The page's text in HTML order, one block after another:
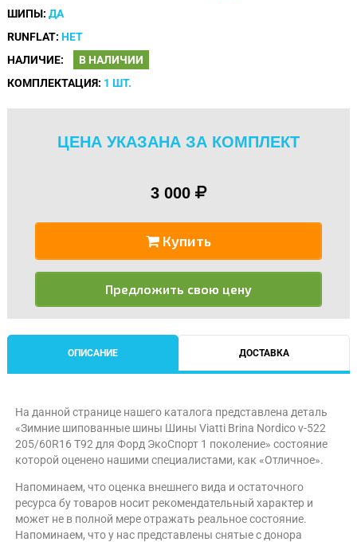
ШИПЫ: ДА
RUNFLAT: НЕТ
НАЛИЧИЕ:
В НАЛИЧИИ
КОМПЛЕКТАЦИЯ: 1 ШТ.
ЦЕНА УКАЗАНА ЗА КОМПЛЕКТ
3 000
Купить
Предложить свою цену
ОПИСАНИЕ ДОСТАВКА
На данной странице нашего каталога представлена деталь
«Зимние шипованные шины Шины Viatti Brina Nordico v-522
205/60R16 T92 для Форд ЭкоСпорт 1 поколение» состояние
которой оценено нашими специалистами, как «Отличное».
Напоминаем, что оценка внешнего вида и остаточного
ресурса бу товаров носит рекомендательный характер и
может не в полной мере отражать реальное состояние.
Напоминаем, что у нас представлены снятые с донора